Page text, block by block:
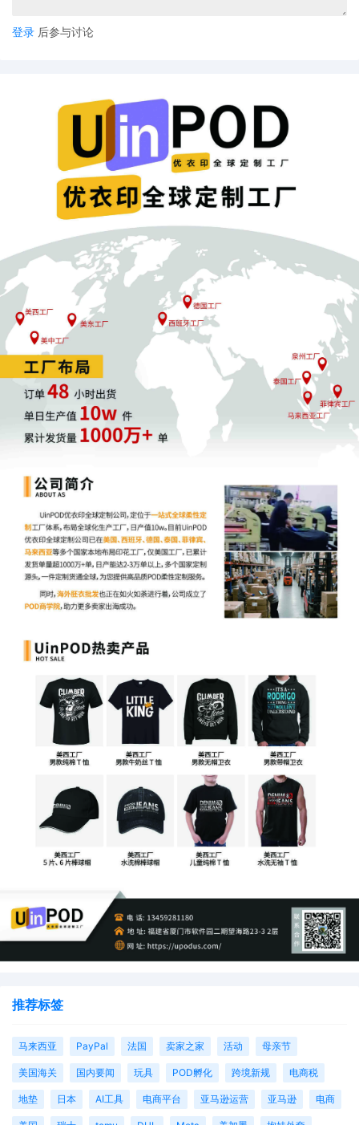
第三步：聚焦POD高适配品类
优先选择“定制化 + 低合规”的POD商品，如印专属文字的帆布包、
带家庭合照的装饰画、刻名字的钥匙扣等。这些品类既满足了Temu
用户对“个性化”的需求，又无需复杂的资质，客单价比标品高35%，
还能避免同质化竞争。
总之，对于Temu新手卖家来说，了解并避开选品资质等“天坑”至关
重要。POD模式为新手提供了一个低风险、高适配的选择，帮助他
们在跨境电商的道路上走得更加稳健。
登录 后参与讨论
推荐标签
马来西亚 PayPal 法国 卖家之家 活动 母亲节
美国海关 国内要闻 玩具 POD孵化 跨境新规 电商税
地垫 日本 AI工具 电商平台 亚马逊运营 亚马逊 电商